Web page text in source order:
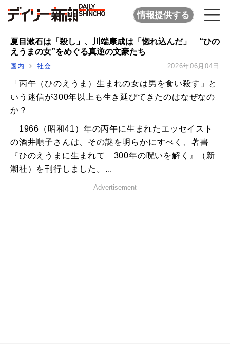
情報提供する
夏目漱石は「殺し」、川端康成は「惚れ込んだ」 “ひの
えうまの女”をめぐる真逆の文豪たち
国内 社会 2026年06月04日
「丙午（ひのえうま）生まれの女は男を食い殺す」と
いう迷信が300年以上も生き延びてきたのはなぜなの
か？
1966（昭和41）年の丙午に生まれたエッセイスト
の酒井順子さんは、その謎を明らかにすべく、著書
『ひのえうまに生まれて 300年の呪いを解く』（新
潮社）を刊行しました。...
Advertisement